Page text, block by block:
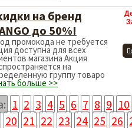
на бренд
до 50%!
промокода не требуется
доступна для всех
магазина Акция
на
группу товаро
больше >>
1 2 3 4 5 6 7 8 9 10
20 21 22 23 24 25 26